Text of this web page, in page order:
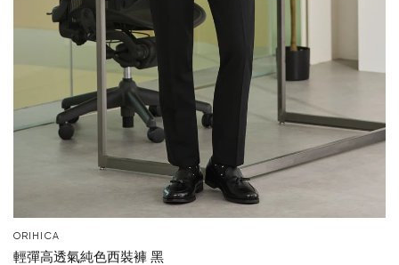
ORIHICA
輕彈高透氣純色西裝褲 黑